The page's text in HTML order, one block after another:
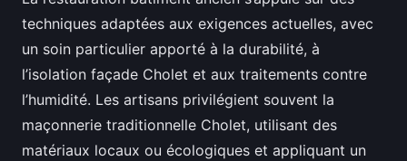
techniques adaptées aux exigences actuelles, avec
un soin particulier apporté à la durabilité, à
l’isolation façade Cholet et aux traitements contre
l’humidité. Les artisans privilégient souvent la
maçonnerie traditionnelle Cholet, utilisant des
matériaux locaux ou écologiques et appliquant un